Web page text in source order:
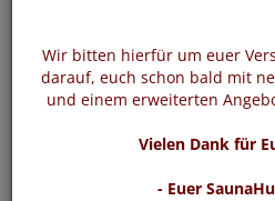
Wir bitten hierfür um euer
darauf, euch schon bald mit
und einem erweiterten
Vielen Dank für
- Euer